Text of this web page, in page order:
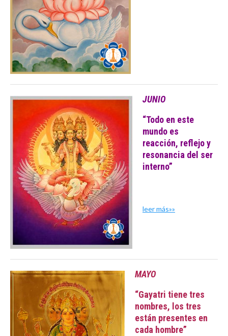
JUNIO
“Todo en este
mundo es
reacción, reflejo y
resonancia del ser
interno”
leer más»»
MAYO
“Gayatri tiene tres
nombres, los tres
están presentes en
cada hombre”